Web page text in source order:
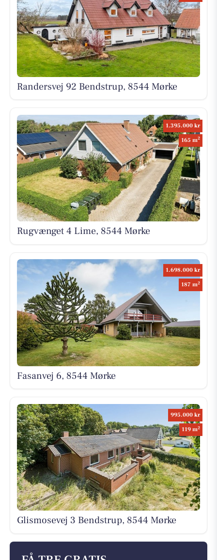
Randersvej 92 Bendstrup, 8544 Mørke
1.395.000 kr
165 m2
Rugvænget 4 Lime, 8544 Mørke
1.698.000 kr
187 m2
Fasanvej 6, 8544 Mørke
995.000 kr
119 m2
Glismosevej 3 Bendstrup, 8544 Mørke